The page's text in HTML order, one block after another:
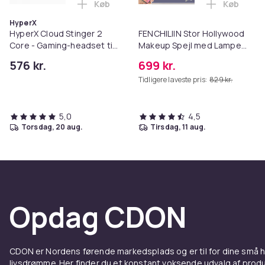
HyperX
HyperX Cloud Stinger 2
Core - Gaming-headset til
576 kr.
Læg HyperX Cloud Stinger 2 Core -
Køb
5,0
torsdag, 20 aug.
FENCHILIIN Stor Hollywood
Makeup Spejl med Lamper
Vægbeslag Hvid 80 x 58 cm
699 kr.
Tidligere laveste pris: 829 kr.
Læg
Køb
4,5
tirsdag, 11 aug.
Opdag CDON
CDON er Nordens førende markedsplads og er til for dine små